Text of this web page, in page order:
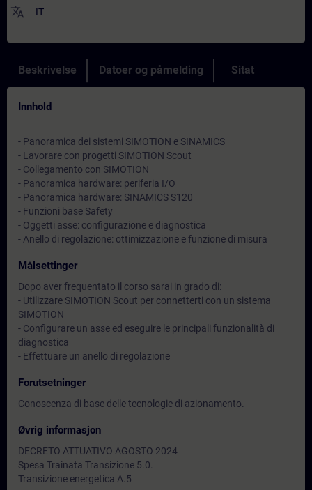
translate IT
Beskrivelse Datoer og påmelding Sitat
Innhold
- Panoramica dei sistemi SIMOTION e SINAMICS
- Lavorare con progetti SIMOTION Scout
- Collegamento con SIMOTION
- Panoramica hardware: periferia I/O
- Panoramica hardware: SINAMICS S120
- Funzioni base Safety
- Oggetti asse: configurazione e diagnostica
- Anello di regolazione: ottimizzazione e funzione di misura
Målsettinger
Dopo aver frequentato il corso sarai in grado di:
- Utilizzare SIMOTION Scout per connetterti con un sistema
SIMOTION
- Configurare un asse ed eseguire le principali funzionalità di
diagnostica
- Effettuare un anello di regolazione
Forutsetninger
Conoscenza di base delle tecnologie di azionamento.
Øvrig informasjon
DECRETO ATTUATIVO AGOSTO 2024
Spesa Trainata Transizione 5.0.
Transizione energetica A.5